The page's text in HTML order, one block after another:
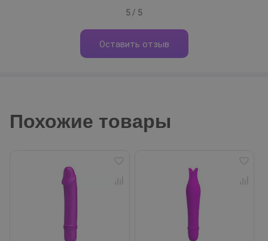
5 / 5
Оставить отзыв
Похожие товары